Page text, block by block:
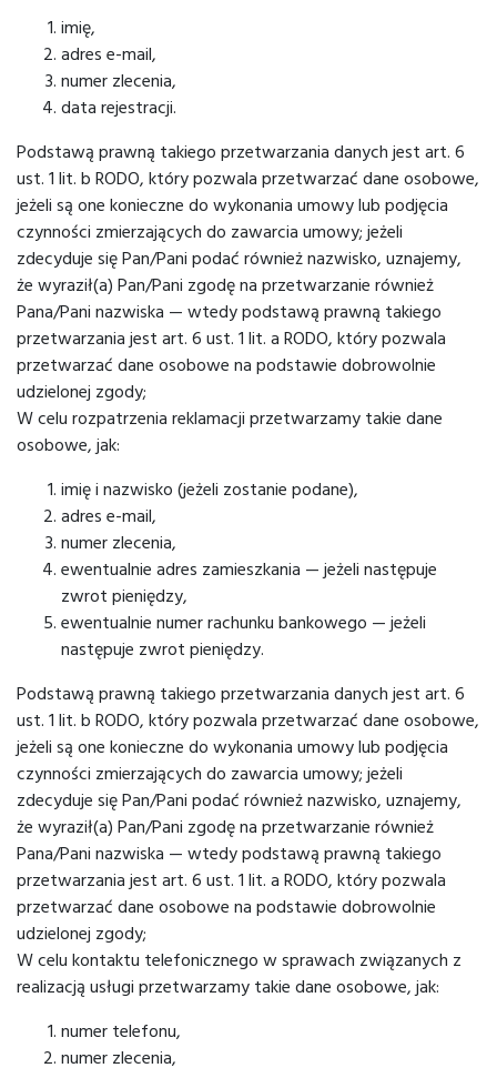
imię,
adres e-mail,
numer zlecenia,
data rejestracji.
Podstawą prawną takiego przetwarzania danych jest art. 6
ust. 1 lit. b RODO, który pozwala przetwarzać dane osobowe,
jeżeli są one konieczne do wykonania umowy lub podjęcia
czynności zmierzających do zawarcia umowy; jeżeli
zdecyduje się Pan/Pani podać również nazwisko, uznajemy,
że wyraził(a) Pan/Pani zgodę na przetwarzanie również
Pana/Pani nazwiska — wtedy podstawą prawną takiego
przetwarzania jest art. 6 ust. 1 lit. a RODO, który pozwala
przetwarzać dane osobowe na podstawie dobrowolnie
udzielonej zgody;
W celu rozpatrzenia reklamacji przetwarzamy takie dane
osobowe, jak:
imię i nazwisko (jeżeli zostanie podane),
adres e-mail,
numer zlecenia,
ewentualnie adres zamieszkania — jeżeli następuje
zwrot pieniędzy,
ewentualnie numer rachunku bankowego — jeżeli
następuje zwrot pieniędzy.
Podstawą prawną takiego przetwarzania danych jest art. 6
ust. 1 lit. b RODO, który pozwala przetwarzać dane osobowe,
jeżeli są one konieczne do wykonania umowy lub podjęcia
czynności zmierzających do zawarcia umowy; jeżeli
zdecyduje się Pan/Pani podać również nazwisko, uznajemy,
że wyraził(a) Pan/Pani zgodę na przetwarzanie również
Pana/Pani nazwiska — wtedy podstawą prawną takiego
przetwarzania jest art. 6 ust. 1 lit. a RODO, który pozwala
przetwarzać dane osobowe na podstawie dobrowolnie
udzielonej zgody;
W celu kontaktu telefonicznego w sprawach związanych z
realizacją usługi przetwarzamy takie dane osobowe, jak:
numer telefonu,
numer zlecenia,